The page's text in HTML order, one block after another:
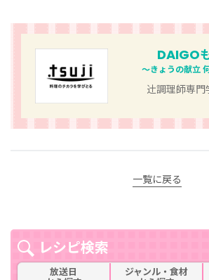
DAIGO
～きょうの献立
辻󠄀調理師専門
一覧に戻る
レシピ検索
放送日 ジャンル・食材